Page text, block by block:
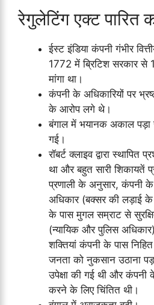
रेगुलेटिंग एक्ट पारित
ईस्ट इंडिया कंपनी गंभीर
1772 में ब्रिटिश सरकार से
मांगा था।
कंपनी के अधिकारियों पर
के आरोप लगे थे।
बंगाल में भयानक अकाल पड़ा
गई।
रॉबर्ट क्लाइव द्वारा
था और बहुत सारी शिकायतें
प्रणाली के अनुसार, कंपनी के
अधिकार (बक्सर की लड़ाई के
के पास मुगल सम्राट से
(न्यायिक और पुलिस
शक्तियां कंपनी के पास
जनता को नुकसान उठाना
उपेक्षा की गई थी और
करने के लिए चिंतित थी।